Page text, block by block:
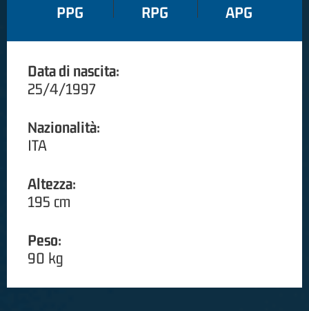
PPG RPG APG
Data di nascita:
25/4/1997
Nazionalità:
ITA
Altezza:
195 cm
Peso:
90 kg